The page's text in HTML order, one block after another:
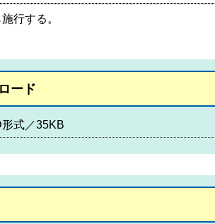
行する。
ード
式／35KB